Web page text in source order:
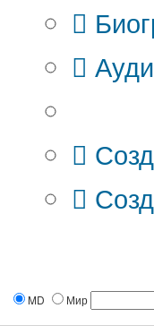
MD Мир